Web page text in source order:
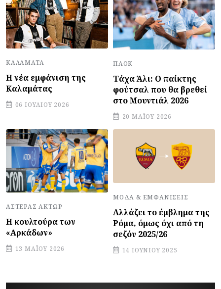
ΚΑΛΑΜΆΤΑ
Η νέα εμφάνιση της
Καλαμάτας
06 ΙΟΥΛΊΟΥ 2026
ΠΑΟΚ
Τάχα Άλι: Ο παίκτης
φούτσαλ που θα βρεθεί
στο Μουντιάλ 2026
20 ΜΑΪ́ΟΥ 2026
ΑΣΤΈΡΑΣ ΆΚΤΩΡ
Η κουλτούρα των
«Αρκάδων»
13 ΜΑΪ́ΟΥ 2026
ΜΌΔΑ & ΕΜΦΑΝΊΣΕΙΣ
Αλλάζει το έμβλημα της
Ρόμα, όμως όχι από τη
σεζόν 2025/26
14 ΙΟΥΝΊΟΥ 2025